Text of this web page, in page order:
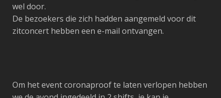
wel door.
De bezoekers die zich hadden aangemeld voor dit
zitconcert hebben een e-mail ontvangen.
Om het event coronaproof te laten verlopen hebben